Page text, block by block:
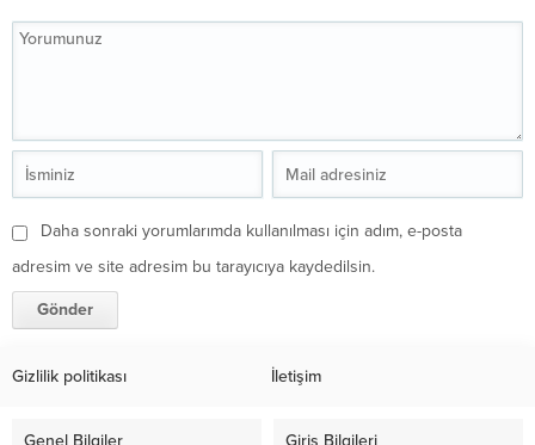
Daha sonraki yorumlarımda kullanılması için adım, e-posta
adresim ve site adresim bu tarayıcıya kaydedilsin.
Gizlilik politikası İletişim